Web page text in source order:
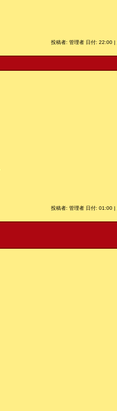
投稿者: 管理者 日付: 22:00 |
投稿者: 管理者 日付: 01:00 |